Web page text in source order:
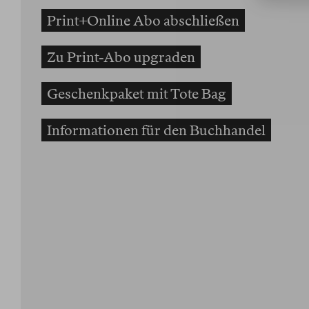
Print+Online Abo abschließen
Zu Print-Abo upgraden
Geschenkpaket mit Tote Bag
Informationen für den Buchhandel